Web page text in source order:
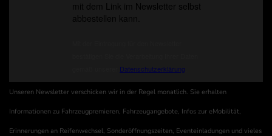
Unseren Newsletter verschicken wir in der Regel monatlich. Sie erhalten
Informationen zu Fahrzeugpremieren, Fahrzeugangebote, Infos zur eMobilität,
Erinnerungen an Reifenwechsel, Sonderöffnungszeiten, Eventeinladungen und vieles